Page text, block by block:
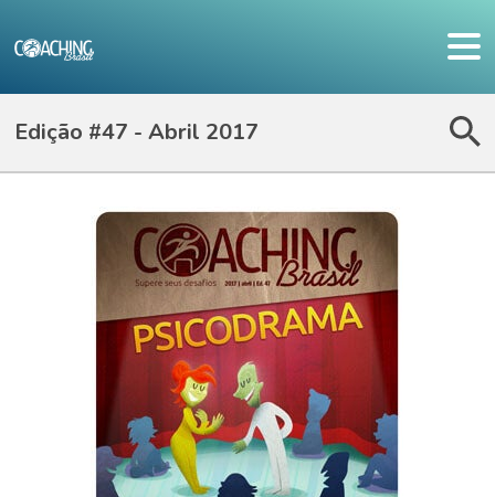
Edição #47 - Abril 2017